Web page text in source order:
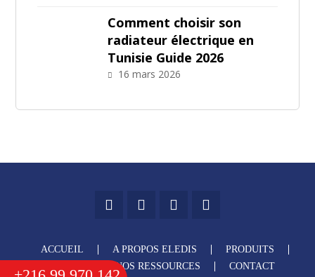
Comment choisir son
radiateur électrique en
Tunisie Guide 2026
16 mars 2026
ACCUEIL A PROPOS ELEDIS
PRODUITS
NOS RESSOURCES CONTACT